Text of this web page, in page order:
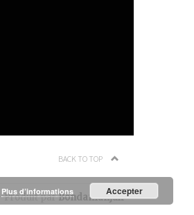
BACK TO TOP
Produit parBondamanjak
Plus d’informations Accepter